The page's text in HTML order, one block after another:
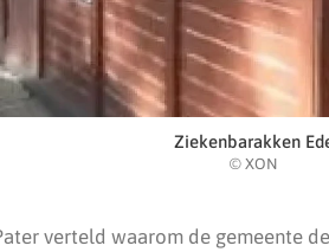
Ziekenbarakken
© XON
verteld waarom de gemeente